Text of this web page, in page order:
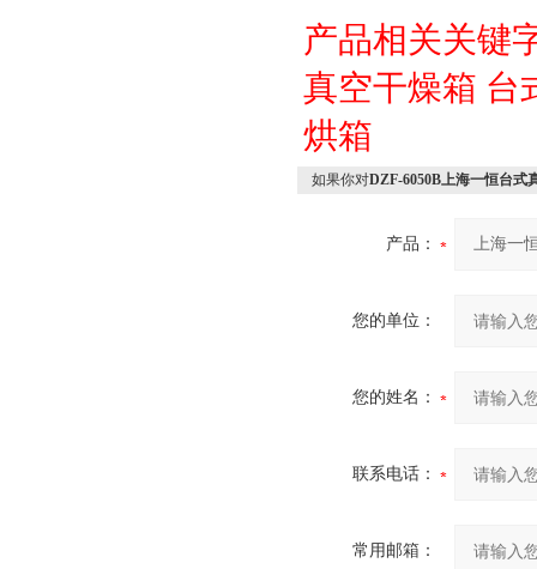
产品相关关键
真空干燥箱 台
烘箱
如果你对DZF-6050B上海一恒台式
产品：
您的单位：
您的姓名：
联系电话：
常用邮箱：